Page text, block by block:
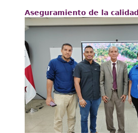
Internacional
Transparencia
Aseguramiento de la calidad